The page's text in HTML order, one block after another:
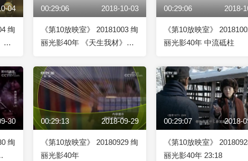
04
绚
00:29:06 2018-10-03
《第10放映室》 20181003 绚
丽光影40年 《天生我材》
00:29:06 2018-
《第10放映室》
丽光影40年 中流砥柱
30
绚
00:29:13 2018-09-29
《第10放映室》 20180929 绚
丽光影40年
00:29:07 2018-
《第10放映室》
丽光影40年 23:18